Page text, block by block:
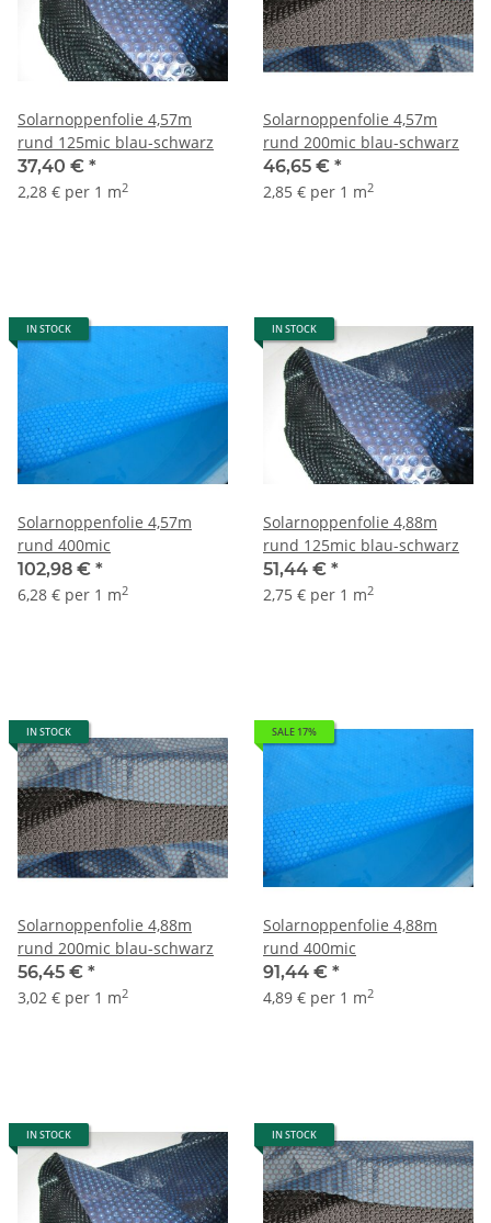
Solarnoppenfolie 4,57m
rund 125mic blau-schwarz
37,40 € *
2,28 € per 1 m2
Solarnoppenfolie 4,57m
rund 200mic blau-schwarz
46,65 € *
2,85 € per 1 m2
IN STOCK
Solarnoppenfolie 4,57m
rund 400mic
102,98 € *
6,28 € per 1 m2
IN STOCK
Solarnoppenfolie 4,88m
rund 125mic blau-schwarz
51,44 € *
2,75 € per 1 m2
IN STOCK
Solarnoppenfolie 4,88m
rund 200mic blau-schwarz
56,45 € *
3,02 € per 1 m2
SALE 17%
Solarnoppenfolie 4,88m
rund 400mic
91,44 € *
4,89 € per 1 m2
IN STOCK IN STOCK